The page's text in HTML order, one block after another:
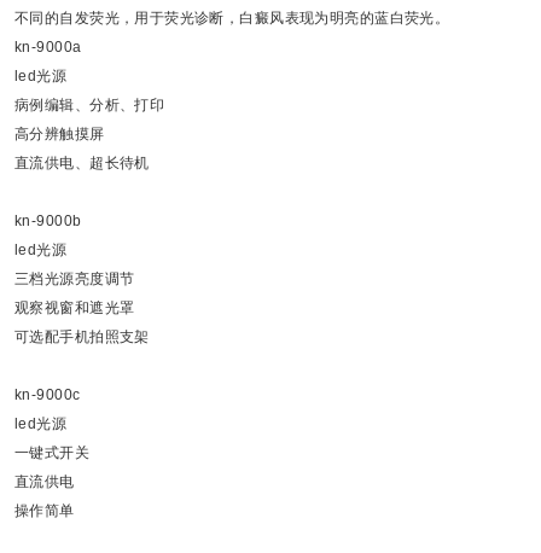
不同的自发荧光，用于荧光诊断，白癜风表现为明亮的蓝白荧光。
kn-9000a
led光源
病例编辑、分析、打印
高分辨触摸屏
直流供电、超长待机
kn-9000b
led光源
三档光源亮度调节
观察视窗和遮光罩
可选配手机拍照支架
kn-9000c
led光源
一键式开关
直流供电
操作简单